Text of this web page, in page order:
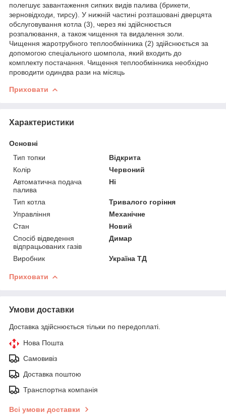
полегшує завантаження сипких видів палива (брикети,
зерновідходи, тирсу). У нижній частині розташовані дверцята
обслуговування котла (3), через які здійснюється
розпалювання, а також чищення та видалення золи.
Чищення жаротрубного теплообмінника (2) здійснюється за
допомогою спеціального шомпола, який входить до
комплекту постачання. Чищення теплообмінника необхідно
проводити одиндва рази на місяць
Приховати
Характеристики
Основні
Тип топки
Відкрита
Колір
Червоний
Автоматична подача
палива
Ні
Тип котла
Тривалого горіння
Управління
Механічне
Стан
Новий
Спосіб відведення
відпрацьованих газів
Димар
Виробник Україна ТД
Приховати
Умови доставки
Доставка здійснюється тільки по передоплаті.
Нова Пошта
Самовивіз
Доставка поштою
Транспортна компанія
Всі умови доставки